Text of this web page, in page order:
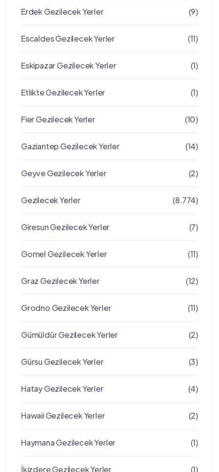
Erdek Gezilecek Yerler (9)
Escaldes Gezilecek Yerler (11)
Eskipazar Gezilecek Yerler (1)
Etlikte Gezilecek Yerler (1)
Fier Gezilecek Yerler (10)
Gaziantep Gezilecek Yerler (14)
Geyve Gezilecek Yerler (2)
Gezilecek Yerler (8.774)
Giresun Gezilecek Yerler (7)
Gomel Gezilecek Yerler (11)
Graz Gezılecek Yerler (12)
Grodno Gezilecek Yerler (11)
Gümüldür Gezilecek Yerler (2)
Gürsu Gezilecek Yerler (3)
Hatay Gezilecek Yerler (4)
Hawaii Gezilecek Yerler (2)
Haymana Gezilecek Yerler (1)
İkizdere Gezilecek Yerler (1)